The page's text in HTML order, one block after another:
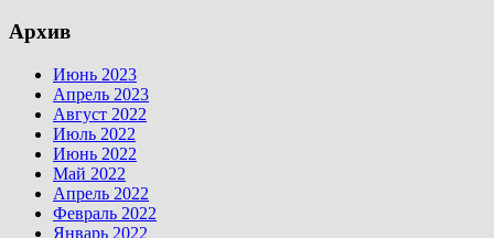
Архив
Июнь 2023
Апрель 2023
Август 2022
Июль 2022
Июнь 2022
Май 2022
Апрель 2022
Февраль 2022
Январь 2022